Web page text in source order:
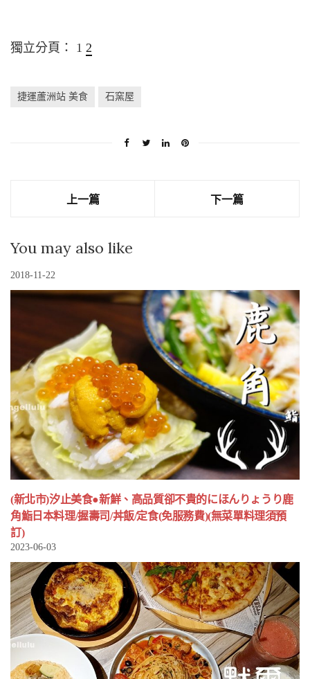
獨立分頁： 1 2
捷運蘆洲站 美食 石窯屋
上一篇 下一篇
You may also like
2018-11-22
(新北市)汐止美食●新鮮、高品質卻不貴的にほんりょうり鹿
角鮨日本料理/握壽司/丼飯/定食(免服務費)(無菜單料理須預
訂)
2023-06-03